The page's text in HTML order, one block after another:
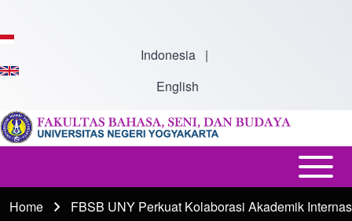
Indonesia |
English
navigation
Open or
Close
horizontal
Breadcrumb
Home FBSB UNY Perkuat Kolaborasi Akademik